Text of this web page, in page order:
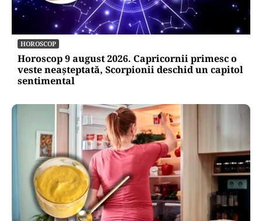
HOROSCOP
Horoscop 9 august 2026. Capricornii primesc o
veste neașteptată, Scorpionii deschid un capitol
sentimental